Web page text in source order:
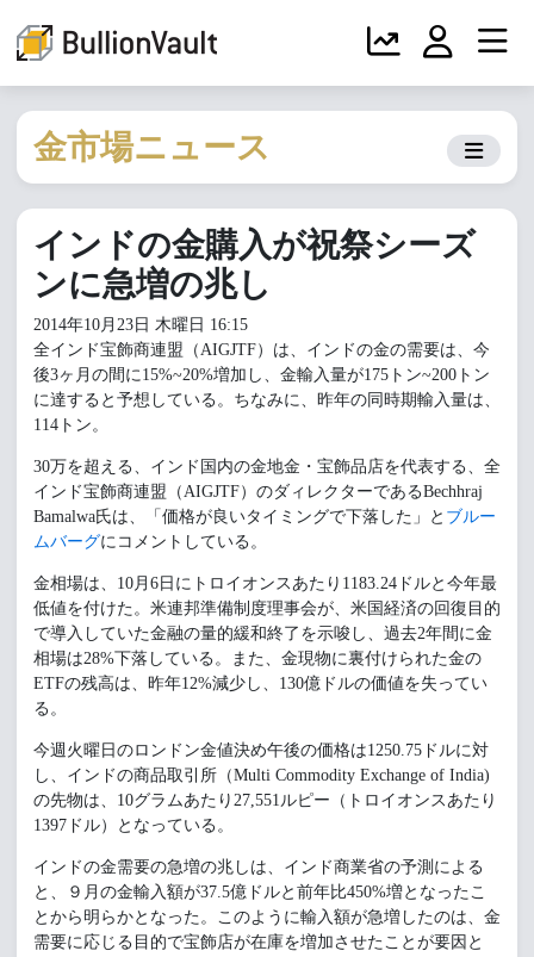
金市場ニュース
インドの金購入が祝祭シーズ
ンに急増の兆し
2014年10月23日 木曜日 16:15
全インド宝飾商連盟（AIGJTF）は、インドの金の需要は、今
後3ヶ月の間に15%~20%増加し、金輸入量が175トン~200トン
に達すると予想している。 ちなみに、昨年の同時期輸入量は、
114トン。
30万を超える、インド国内の金地金・宝飾品店を代表する、全
インド宝飾商連盟（AIGJTF）のダィレクターであるBechhraj
Bamalwa氏は、「価格が良いタイミングで下落した」と ブルー
ムバーグにコメントしている。
金相場は、10月6日にトロイオンスあたり1183.24ドルと今年最
低値を付けた。米連邦準備制度理事会が、米国経済の回復目的
で導入していた金融の量的緩和終了を示唆し、過去2年間に金
相場は28%下落している。また、金現物に裏付けられた金の
ETFの残高は、昨年12%減少し、130億ドルの価値を失ってい
る。
今週火曜日のロンドン金値決め午後の価格は1250.75ドルに対
し、インドの商品取引所（Multi Commodity Exchange of India)
の先物は、10グラムあたり27,551ルピー（トロイオンスあたり
1397ドル）となっている。
インドの金需要の急増の兆しは、インド商業省の予測による
と、９月の金輸入額が37.5億ドルと前年比450%増となったこ
とから明らかとなった。このように輸入額が急増したのは、金
需要に応じる目的で宝飾店が在庫を増加させたことが要因と